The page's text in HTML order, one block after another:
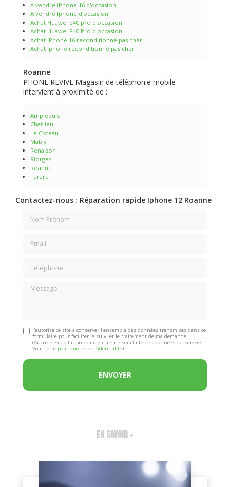
A vendre iPhone 16 d'occasion
A vendre Iphone d'occasion
Achat Huawei p40 pro d'occasion
Achat Huawei P40 Pro d'occasion
Achat iPhone 16 reconditionné pas cher
Achat Iphone reconditionné pas cher
Roanne
PHONE REVIVE Magasin de téléphonie mobile
intervient à proximité de :
Amplepuis
Charlieu
Le Coteau
Mably
Renaison
Riorges
Roanne
Tarare
Contactez-nous : Réparation rapide Iphone 12 Roanne
Message
J'autorise ce site à conserver l'ensemble des données transmises dans ce
formulaire pour faciliter le suivi et le traitement de ma demande.
(Aucune exploitation commerciale ne sera faite des données conservées.
Voir notre politique de confidentialité)
EN SAVOIR +